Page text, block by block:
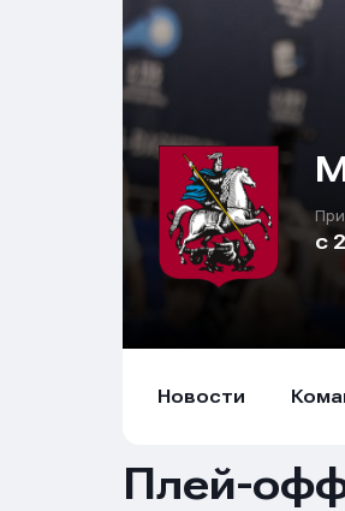
с
Новости
Плей-офф